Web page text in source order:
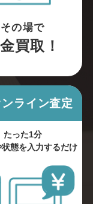
その場で
買取！
ライン査定
たった1分
態を入力するだけ